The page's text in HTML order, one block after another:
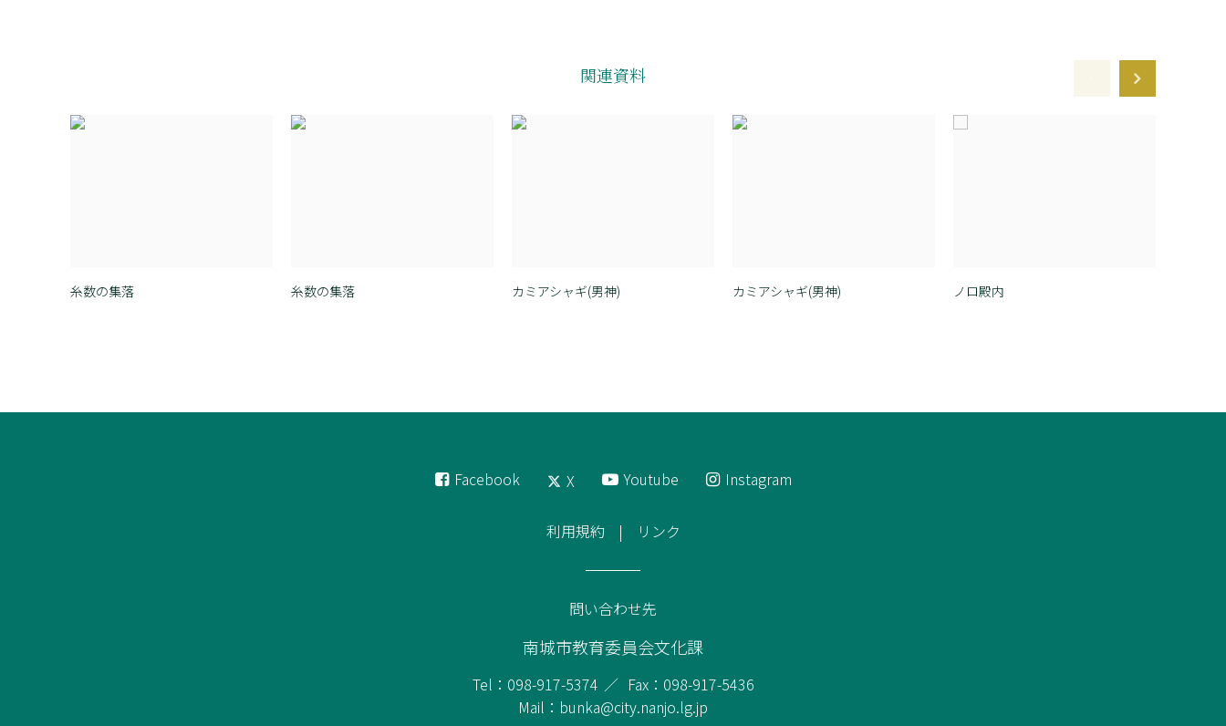
関連資料
糸数の集落 糸数の集落 カミアシャギ(男神) カミアシャギ(男神) ノロ殿内
Facebook X Youtube Instagram
利用規約 リンク
問い合わせ先
南城市教育委員会文化課
Tel：098-917-5374
Fax：098-917-5436
Mail：bunka@city.nanjo.lg.jp